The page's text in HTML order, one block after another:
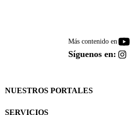
Más contenido en
Síguenos en:
NUESTROS PORTALES
SERVICIOS